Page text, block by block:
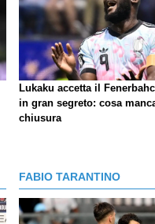
Lukaku accetta il
in gran segreto: cosa
chiusura
FABIO TARANTINO